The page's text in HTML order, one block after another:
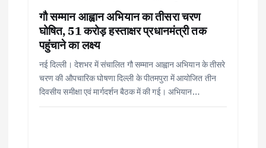
गौ सम्मान आह्वान अभियान का तीसरा चरण
घोषित, 51 करोड़ हस्ताक्षर प्रधानमंत्री तक
पहुंचाने का लक्ष्य
नई दिल्ली। देशभर में संचालित गौ सम्मान आह्वान अभियान के तीसरे
चरण की औपचारिक घोषणा दिल्ली के पीतमपुरा में आयोजित तीन
दिवसीय समीक्षा एवं मार्गदर्शन बैठक में की गई। अभियान…